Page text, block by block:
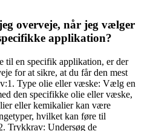
overveje, når jeg vælger
applikation?
til en specifik applikation, er der
for at sikre, at du får den mest
Type olie eller væske: Vælg en
den specifikke olie eller væske,
eller kemikalier kan være
hvilket kan føre til
Trykkrav: Undersøg de